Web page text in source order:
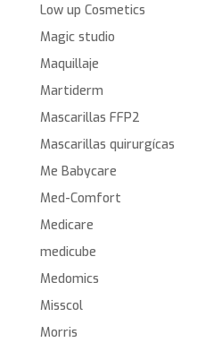
Low up Cosmetics
Magic studio
Maquillaje
Martiderm
Mascarillas FFP2
Mascarillas quirurgícas
Me Babycare
Med-Comfort
Medicare
medicube
Medomics
Misscol
Morris